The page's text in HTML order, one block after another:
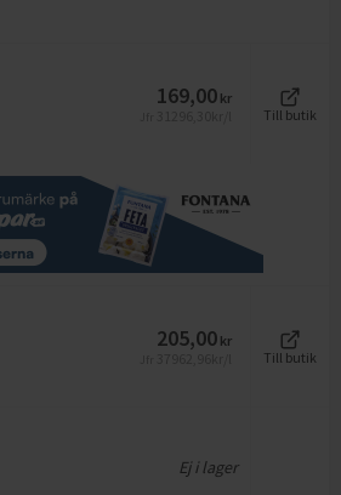
169,00 kr
Till butik
205,00 kr
Till butik
Ej i lager